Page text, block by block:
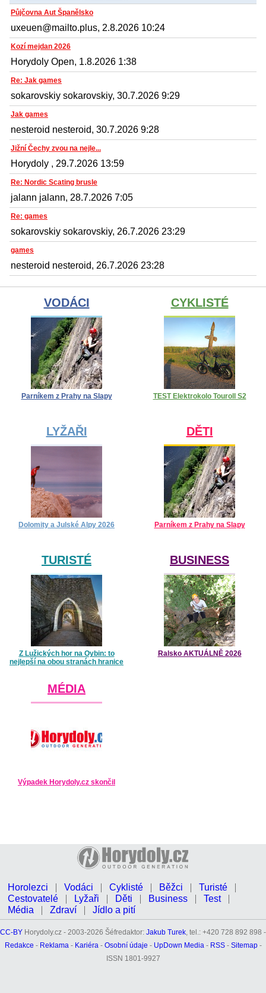
Půjčovna Aut Španělsko
uxeuen@mailto.plus, 2.8.2026 10:24
Kozí mejdan 2026
Horydoly Open, 1.8.2026 1:38
Re: Jak games
sokarovskiy sokarovskiy, 30.7.2026 9:29
Jak games
nesteroid nesteroid, 30.7.2026 9:28
Jižní Čechy zvou na nejle...
Horydoly , 29.7.2026 13:59
Re: Nordic Scating brusle
jalann jalann, 28.7.2026 7:05
Re: games
sokarovskiy sokarovskiy, 26.7.2026 23:29
games
nesteroid nesteroid, 26.7.2026 23:28
VODÁCI
Parníkem z Prahy na Slapy
CYKLISTÉ
TEST Elektrokolo Touroll S2
LYŽAŘI
Dolomity a Julské Alpy 2026
DĚTI
Parníkem z Prahy na Slapy
TURISTÉ
Z Lužických hor na Oybin: to
nejlepší na obou stranách hranice
BUSINESS
Ralsko AKTUÁLNĚ 2026
MÉDIA
Výpadek Horydoly.cz skončil
Horolezci Vodáci Cyklisté Běžci
Turisté
Cestovatelé
Lyžaři Děti Business
Test
Média
Zdraví Jídlo a pití
CC-BY Horydoly.cz - 2003-2026 Šéfredaktor: Jakub Turek, tel.: +420 728 892 898 -
Redakce - Reklama- Kariéra- Osobní údaje - UpDown Media- RSS- Sitemap-
ISSN 1801-9927